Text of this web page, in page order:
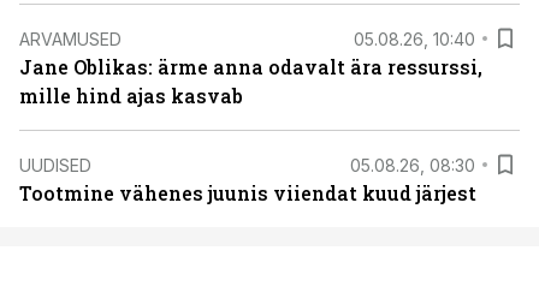
ARVAMUSED 05.08.26, 10:40
Jane Oblikas: ärme anna odavalt ära ressurssi,
mille hind ajas kasvab
UUDISED 05.08.26, 08:30
Tootmine vähenes juunis viiendat kuud järjest